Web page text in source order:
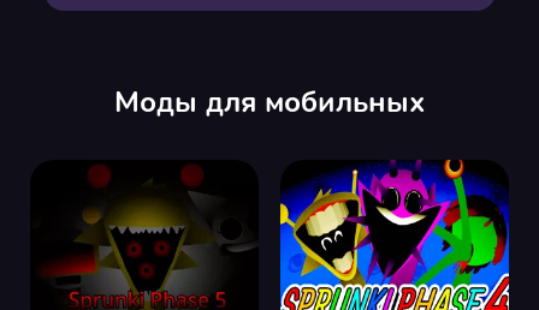
Моды для мобильных